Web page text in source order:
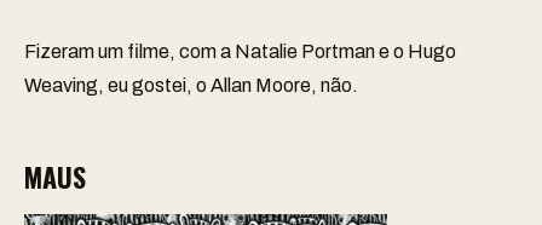
Fizeram um filme, com a Natalie Portman e o Hugo
Weaving, eu gostei, o Allan Moore, não.
MAUS